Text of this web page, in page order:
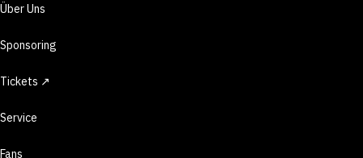
Über Uns
Sponsoring
Tickets ↗
Service
Fans